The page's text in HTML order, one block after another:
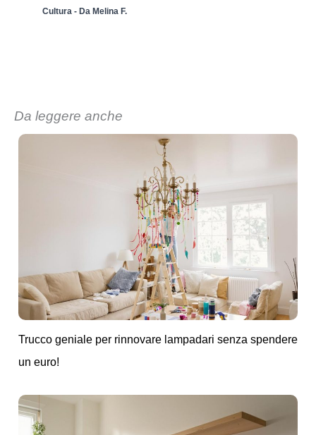
Cultura - Da Melina F.
Da leggere anche
Trucco geniale per rinnovare lampadari senza spendere
un euro!